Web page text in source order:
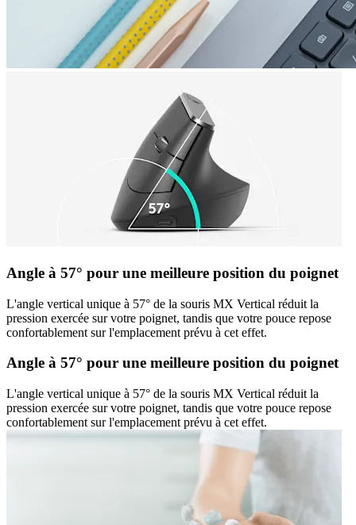
Angle à 57° pour une meilleure position du poignet
L'angle vertical unique à 57° de la souris MX Vertical réduit la
pression exercée sur votre poignet, tandis que votre pouce repose
confortablement sur l'emplacement prévu à cet effet.
Angle à 57° pour une meilleure position du poignet
L'angle vertical unique à 57° de la souris MX Vertical réduit la
pression exercée sur votre poignet, tandis que votre pouce repose
confortablement sur l'emplacement prévu à cet effet.